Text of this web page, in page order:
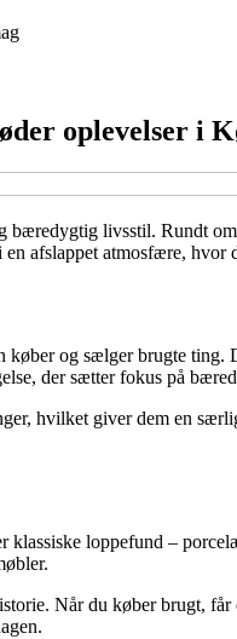
oplevelser i
bæredygtig livsstil. Rundt
afslappet atmosfære,
og sælger brugte
der sætter fokus på
hvilket giver dem en
loppefund –
Når du køber brugt,